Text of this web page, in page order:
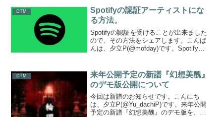
DTM
Spotifyの認証アーティストにな
る方法。
Spotifyの認証を受けることが出来ました
ので、その方法をシェアします。こんば
んは、夕立P(@mofday)です。Spotify、
いツールです。アマチュアのアーテ...
DTM
来年公開予定の新譜『幻想美醜』
のデモ版公開について
今回は新譜のお知らせです。こんにち
は、夕立P(@Yu_dachiP)です。来年公開
予定の新譜『幻想美醜』のデモ版を、こ